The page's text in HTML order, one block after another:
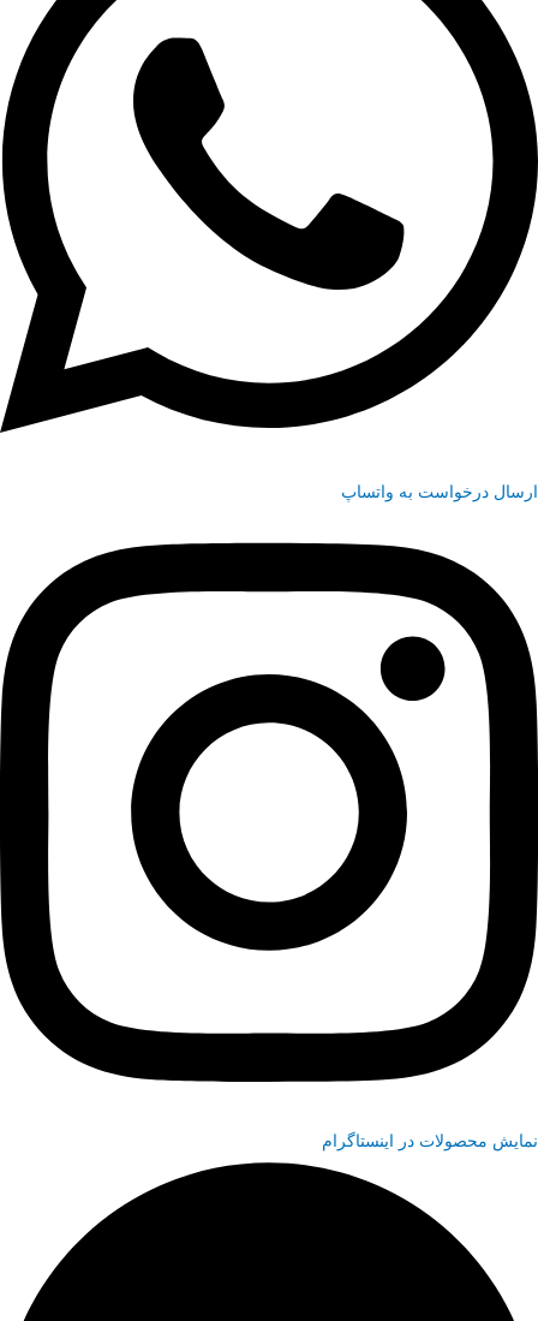
ارسال درخواست به واتساپ
نمایش محصولات در اینستاگرام